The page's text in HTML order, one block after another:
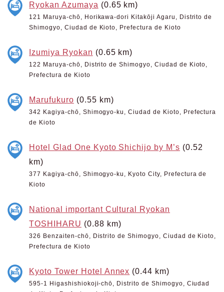
Ryokan Azumaya (0.65 km)
121 Maruya-chō, Horikawa-dori Kitakōji Agaru, Distrito de
Shimogyo, Ciudad de Kioto, Prefectura de Kioto
Izumiya Ryokan (0.65 km)
122 Maruya-chō, Distrito de Shimogyo, Ciudad de Kioto,
Prefectura de Kioto
Marufukuro (0.55 km)
342 Kagiya-chō, Shimogyo-ku, Ciudad de Kioto, Prefectura
de Kioto
Hotel Glad One Kyoto Shichijo by M’s (0.52
km)
377 Kagiya-chō, Shimogyo-ku, Kyoto City, Prefectura de
Kioto
National important Cultural Ryokan
TOSHIHARU (0.88 km)
326 Benzaiten-chō, Distrito de Shimogyo, Ciudad de Kioto,
Prefectura de Kioto
Kyoto Tower Hotel Annex (0.44 km)
595-1 Higashishiokoji-chō, Distrito de Shimogyo, Ciudad